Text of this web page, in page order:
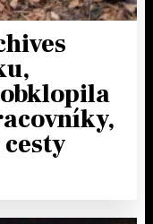
obklopila